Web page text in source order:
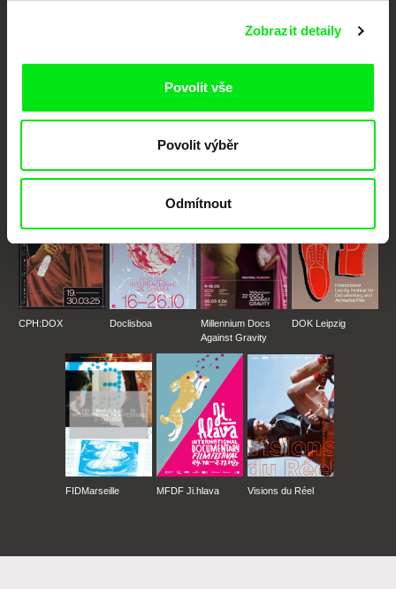
Zobrazit detaily
Povolit vše
Povolit výběr
Odmítnout
každý týden
Portál DAFilms.cz je výsledkem tvůrčí spolupráce 7 klíčových evropských
posouvat hranice dokumentárního filmu, propagovat jeho rozmanitost a
Členové Doc Alliance
CPH:DOX Doclisboa
Millennium Docs
Against Gravity
DOK Leipzig
FIDMarseille MFDF Ji.hlava Visions du Réel